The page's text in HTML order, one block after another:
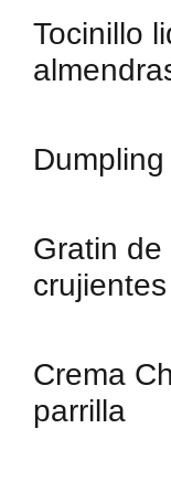
Tocinillo
Gratin
Crema
parrilla